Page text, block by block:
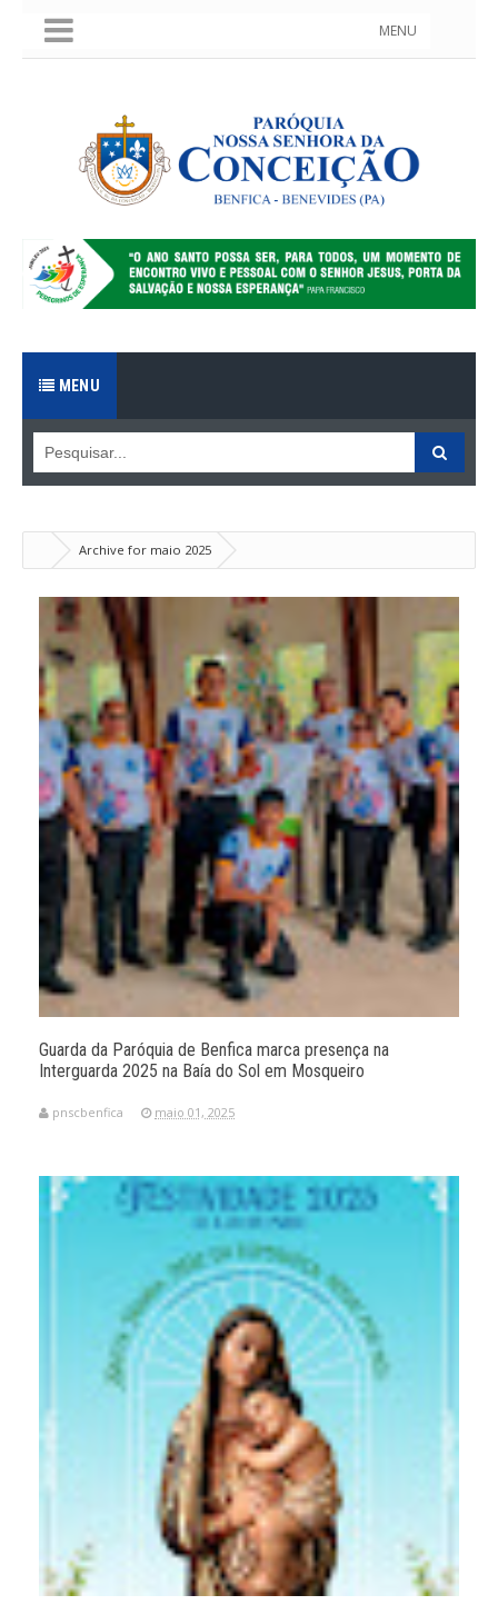
MENU
MENU
Archive for maio 2025
Guarda da Paróquia de Benfica marca presença na
Interguarda 2025 na Baía do Sol em Mosqueiro
pnscbenfica maio 01, 2025